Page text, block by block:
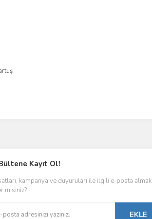
Kayıt Ol!
kampanya ve duyuruları ile ilgili e-posta almak
misiniz?
EKLE